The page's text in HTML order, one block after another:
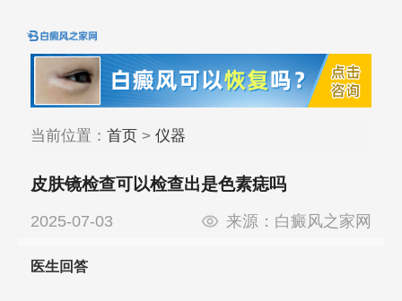
当前位置： 首页> 仪器
皮肤镜检查可以检查出是色素痣吗
2025-07-03 来源： 白癜风之家网
医生回答